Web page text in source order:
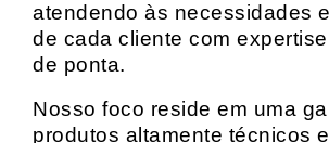
atendendo às necessidades
de cada cliente com
de ponta.
Nosso foco reside em uma
produtos altamente técnicos